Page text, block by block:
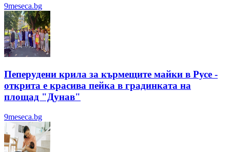
9meseca.bg
Пеперудени крила за кърмещите майки в Русе -
открита е красива пейка в градинката на
площад "Дунав"
9meseca.bg